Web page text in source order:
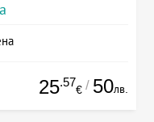
25.57
€ / 50лв.